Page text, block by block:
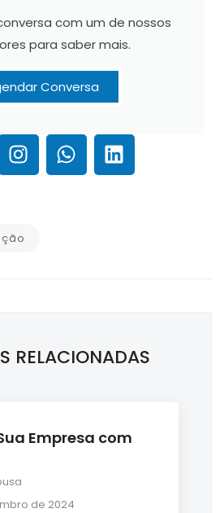
com um de nossos
para saber mais.
Conversa
RELACIONADAS
Empresa com
de 2024